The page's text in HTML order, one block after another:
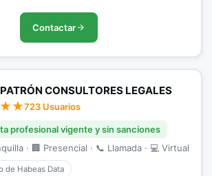
Contactar
CONSULTORES LEGALES
723 Usuarios
profesional vigente y sin sanciones
· 🏢 Presencial · 📞 Llamada · 💻 Virtual
de Habeas Data